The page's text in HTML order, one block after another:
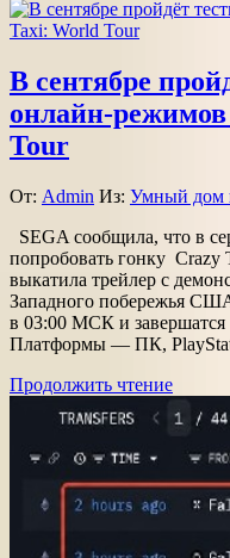
В сентябре
онлайн-
Tour
От: Admin Из: Умный дом
SEGA сообщила, что в
попробовать гонку Crazy
выкатила трейлер с
Западного побережья
в 03:00 МСК и
Платформы — ПК,
Продолжить чтение